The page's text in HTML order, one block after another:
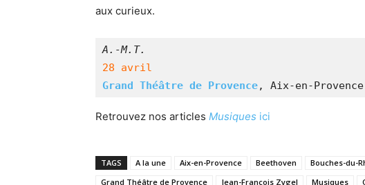
aux curieux.
A.-M.T.
28 avril
Grand Théâtre de Provence, Aix-en-Provence
Retrouvez nos articles Musiques ici
TAGS A la une Aix-en-Provence Beethoven Bouches-du-
Grand Théâtre de Provence
Jean-François Zygel Musiques